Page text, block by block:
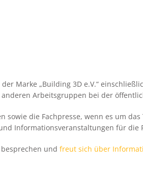
Marke „Building 3D e.V.“
Arbeitsgruppen bei der
die Fachpresse, wenn es um
Informationsveranstaltungen für die
und freut sich über